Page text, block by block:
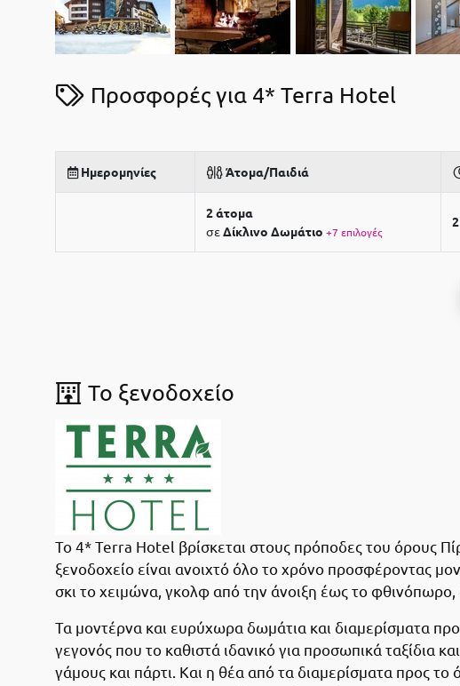
Προσφορές για 4* Terra Hotel
Ημερομηνίες Άτομα/Παιδιά
2 άτομα
σεΔίκλινο Δωμάτιο +7 επιλογές
2
To ξενοδοχείο
Το 4* Terra Hotel βρίσκεται στους πρόποδες του όρους
ξενοδοχείο είναι ανοιχτό όλο το χρόνο προσφέροντας
σκι το χειμώνα, γκολφ από την άνοιξη έως το
Τα μοντέρνα και ευρύχωρα δωμάτια και διαμερίσματα
γεγονός που το καθιστά ιδανικό για προσωπικά ταξίδια
γάμους και πάρτι. Και η θέα από τα διαμερίσματα προς